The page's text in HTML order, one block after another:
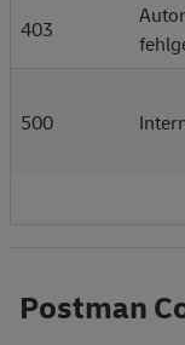
403
500
Postman